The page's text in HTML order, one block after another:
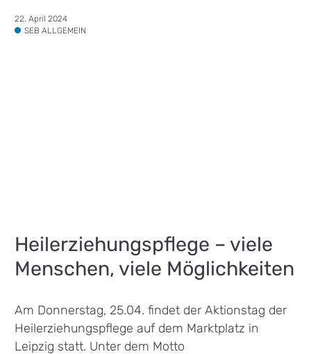
Datum:
22. April 2024
Tags:SEB ALLGEMEIN
Heilerziehungspflege – viele
Menschen, viele Möglichkeiten
Am Donnerstag, 25.04. findet der Aktionstag der
Heilerziehungspflege auf dem Marktplatz in
Leipzig statt. Unter dem Motto